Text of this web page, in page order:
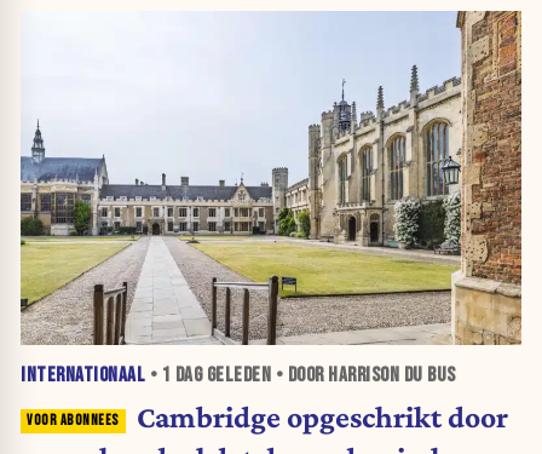
INTERNATIONAAL • 1 DAGGELEDEN • DOOR HARRISON DU BUS
Cambridge opgeschrikt door